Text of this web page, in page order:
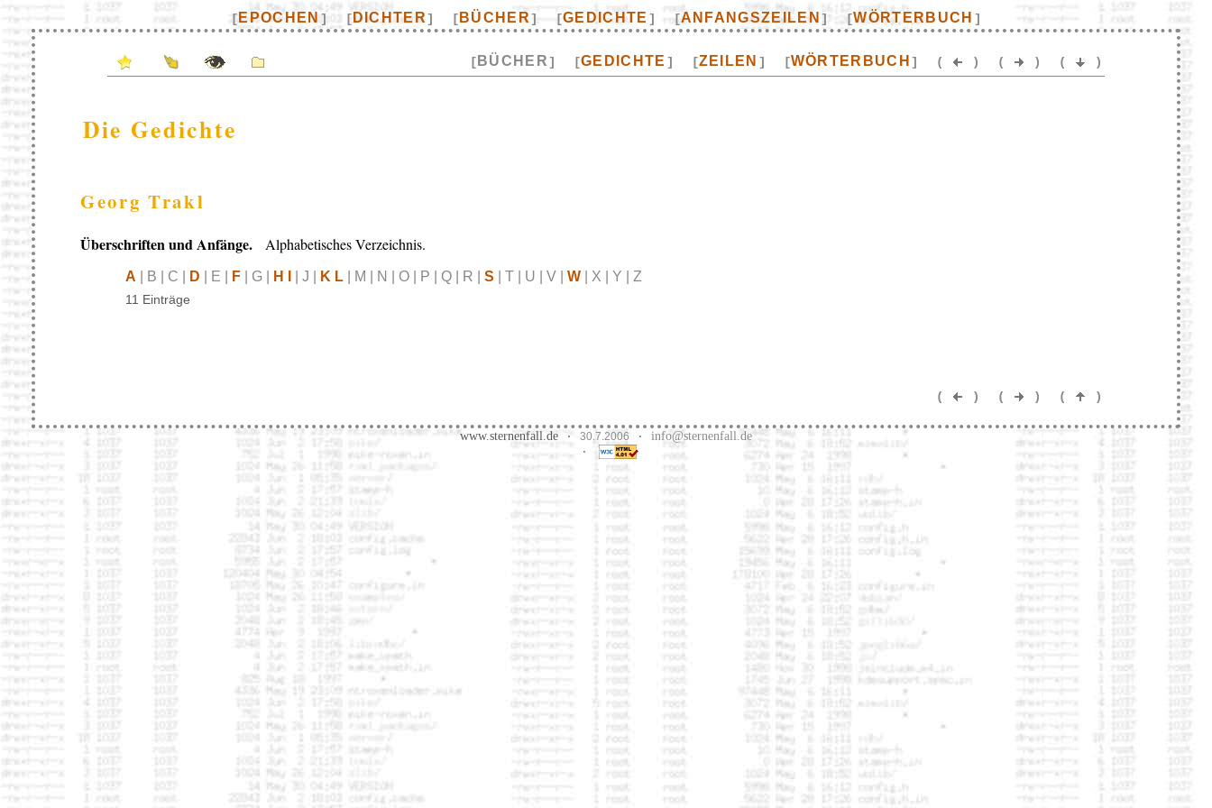
[ EPOCHEN ] [ DICHTER] [ BÜCHER] [GEDICHTE ] [ANFANGSZEILEN ] [WÖRTERBUCH ]
[ BÜCHER] [GEDICHTE ] [ZEILEN ] [WÖRTERBUCH ] ( ) ( ) ( )
Die Gedichte
Georg Trakl
Überschriften und Anfänge. Alphabetisches Verzeichnis.
A | B | C | D | E | F | G | H I | J | K L | M | N | O | P | Q | R | S | T | U | V | W | X | Y | Z
11 Einträge
( ) ( ) ( )
www.sternenfall.de · 30.7.2006 · info@sternenfall.de
·